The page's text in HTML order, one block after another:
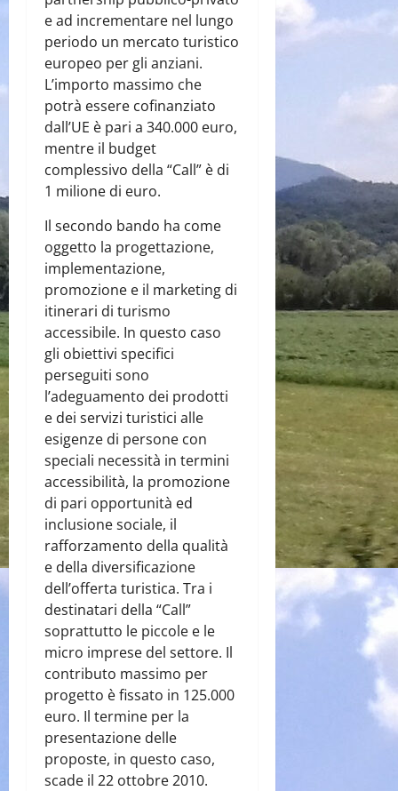
e ad incrementare nel lungo
periodo un mercato turistico
europeo per gli anziani.
L’importo massimo che
potrà essere cofinanziato
dall’UE è pari a 340.000 euro,
mentre il budget
complessivo della “Call” è di
1 milione di euro.
Il secondo bando ha come
oggetto la progettazione,
implementazione,
promozione e il marketing di
itinerari di turismo
accessibile. In questo caso
gli obiettivi specifici
perseguiti sono
l’adeguamento dei prodotti
e dei servizi turistici alle
esigenze di persone con
speciali necessità in termini
accessibilità, la promozione
di pari opportunità ed
inclusione sociale, il
rafforzamento della qualità
e della diversificazione
dell’offerta turistica. Tra i
destinatari della “Call”
soprattutto le piccole e le
micro imprese del settore. Il
contributo massimo per
progetto è fissato in 125.000
euro. Il termine per la
presentazione delle
proposte, in questo caso,
scade il 22 ottobre 2010.